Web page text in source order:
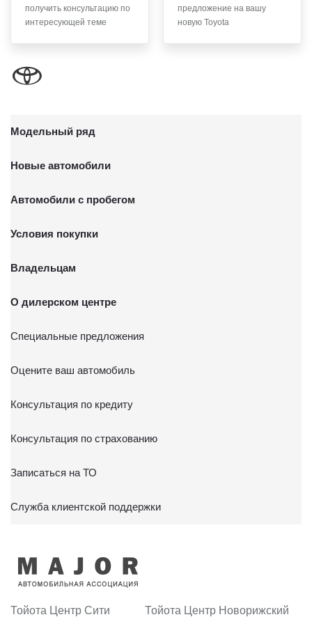
письменного заявления Обществу заказным почтовым
ТПЗ «Алтуфьево», вл. 5, стр. 1.
получить консультацию по
интересующей теме
предложение на вашу
новую Toyota
Модельный ряд
Новые автомобили
Автомобили с пробегом
Условия покупки
Владельцам
О дилерском центре
Специальные предложения
Оцените ваш автомобиль
Консультация по кредиту
Консультация по страхованию
Записаться на ТО
Служба клиентской поддержки
Тойота Центр Сити Тойота Центр Новорижский